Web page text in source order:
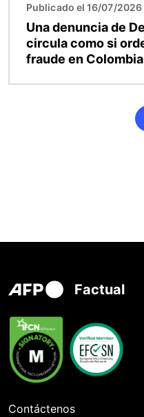
Publicado el 16/07/2026
Una denuncia de
circula como si
fraude en
Factual
Contáctenos